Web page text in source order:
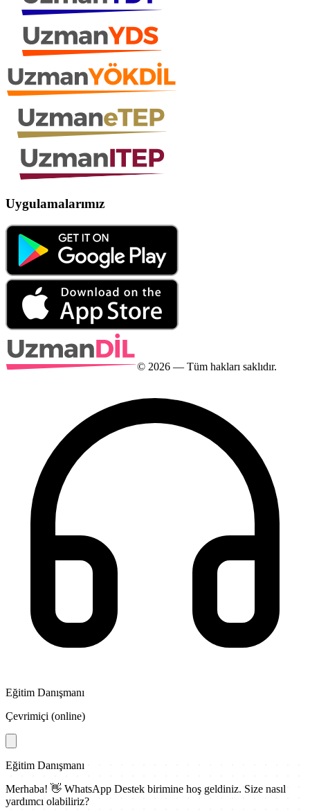
Uygulamalarımız
© 2026 — Tüm hakları saklıdır.
Eğitim Danışmanı
Çevrimiçi (online)
Eğitim Danışmanı
Merhaba! 👋 WhatsApp Destek birimine hoş geldiniz. Size nasıl
yardımcı olabiliriz?